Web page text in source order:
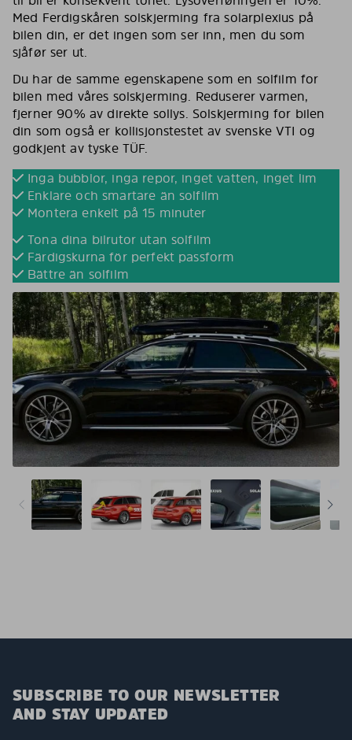
Med Ferdigskåren solskjerming fra solarplexius på
bilen din, er det ingen som ser inn, men du som
sjåfør ser ut.
Du har de samme egenskapene som en solfilm for
bilen med våres solskjerming. Reduserer varmen,
fjerner 90% av direkte sollys. Solskjerming for bilen
din som også er kollisjonstestet av svenske VTI og
godkjent av tyske TÜF.
Inga bubblor, inga repor, inget vatten, inget lim
Enklare och smartare än solfilm
Montera enkelt på 15 minuter
Tona dina bilrutor utan solfilm
Färdigskurna för perfekt passform
Bättre än solfilm
SUBSCRIBE TO OUR NEWSLETTER
AND STAY UPDATED